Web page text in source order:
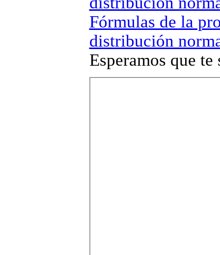
Fórmulas de la
distribución
Esperamos que